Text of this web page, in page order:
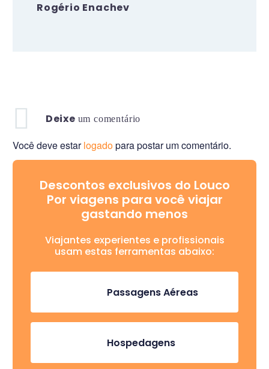
Rogério Enachev
Deixe um comentário
Você deve estarlogadopara postar um comentário.
Descontos exclusivos do Louco
Por viagens para você viajar
gastando menos
Viajantes experientes e profissionais
usam estas ferramentas abaixo:
Passagens Aéreas
Hospedagens